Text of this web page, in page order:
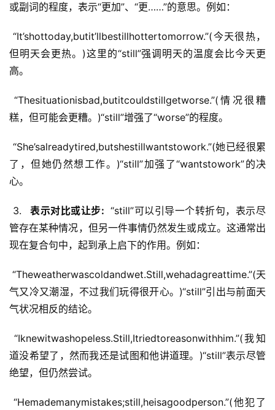
或副词的程度，表示“更加”、“更……”的意思。例如：
“It’shottoday,butit’llbestillhottertomorrow.”(今天很热，
但明天会更热。)这里的“still”强调明天的温度会比今天更
高。
“Thesituationisbad,butitcouldstillgetworse.”(情况很糟
糕，但可能会更糟。)“still”增强了“worse”的程度。
了，但她仍然想工作。)“still”加强了“wantstowork”的决
心。
3.
  表示对比或让步:
“still”可以引导一个转折句，表示尽
管存在某种情况，但另一件事情仍然发生或成立。这通常出
现在复合句中，起到承上启下的作用。例如：
气又冷又潮湿，不过我们玩得很开心。)“still”引出与前面天
气状况相反的结论。
道没希望了，然而我还是试图和他讲道理。)“still”表示尽管
绝望，但仍然尝试。